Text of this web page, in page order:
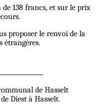
138 francs, et sur le prix
proposer le renvoi de la
étrangères.
de Hasselt
Diest à Hasselt.